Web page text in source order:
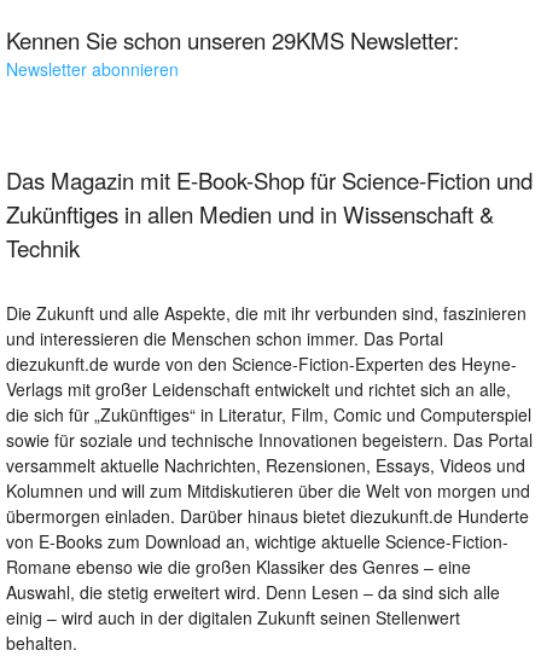
Kennen Sie schon unseren 29KMS Newsletter:
Newsletter abonnieren
Das Magazin mit E-Book-Shop für Science-Fiction und
Zukünftiges in allen Medien und in Wissenschaft &
Technik
Die Zukunft und alle Aspekte, die mit ihr verbunden sind, faszinieren
und interessieren die Menschen schon immer. Das Portal
diezukunft.de wurde von den Science-Fiction-Experten des Heyne-
Verlags mit großer Leidenschaft entwickelt und richtet sich an alle,
die sich für „Zukünftiges“ in Literatur, Film, Comic und Computerspiel
sowie für soziale und technische Innovationen begeistern. Das Portal
versammelt aktuelle Nachrichten, Rezensionen, Essays, Videos und
Kolumnen und will zum Mitdiskutieren über die Welt von morgen und
übermorgen einladen. Darüber hinaus bietet diezukunft.de Hunderte
von E-Books zum Download an, wichtige aktuelle Science-Fiction-
Romane ebenso wie die großen Klassiker des Genres – eine
Auswahl, die stetig erweitert wird. Denn Lesen – da sind sich alle
einig – wird auch in der digitalen Zukunft seinen Stellenwert
behalten.